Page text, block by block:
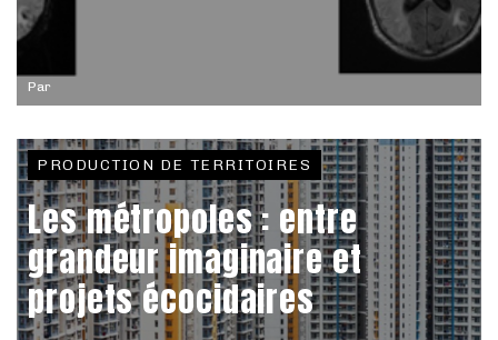
Par
PRODUCTION DE TERRITOIRES
Les métropoles : entre
grandeur imaginaire et
projets écocidaires